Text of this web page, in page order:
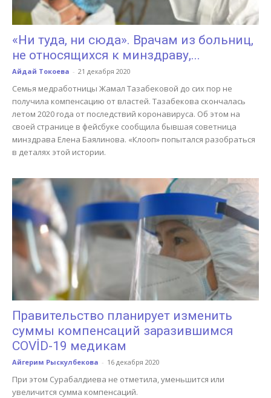
«Ни туда, ни сюда». Врачам из больниц,
не относящихся к минздраву,...
Айдай Токоева - 21 декабря 2020
Семья медработницы Жамал Тазабековой до сих пор не
получила компенсацию от властей. Тазабекова скончалась
летом 2020 года от последствий коронавируса. Об этом на
своей странице в фейсбуке сообщила бывшая советница
минздрава Елена Баялинова. «Клооп» попытался разобраться
в деталях этой истории.
Правительство планирует изменить
суммы компенсаций заразившимся
COVİD-19 медикам
Айгерим Рыскулбекова - 16 декабря 2020
При этом Сурабалдиева не отметила, уменьшится или
увеличится сумма компенсаций.